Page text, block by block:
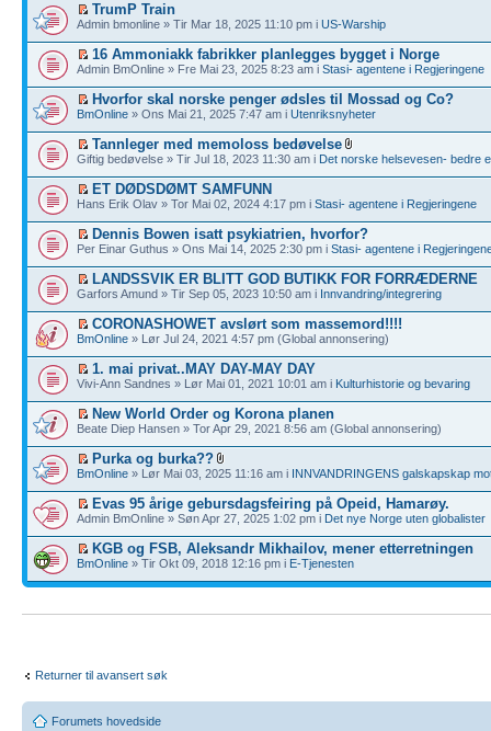
TrumP Train
Admin bmonline » Tir Mar 18, 2025 11:10 pm i US-Warship
16 Ammoniakk fabrikker planlegges bygget i Norge
Admin BmOnline » Fre Mai 23, 2025 8:23 am i Stasi- agentene i Regjeringene
Hvorfor skal norske penger ødsles til Mossad og Co?
BmOnline » Ons Mai 21, 2025 7:47 am i Utenriksnyheter
Tannleger med memoloss bedøvelse
Giftig bedøvelse » Tir Jul 18, 2023 11:30 am i Det norske helsevesen- bedre
ET DØDSDØMT SAMFUNN
Hans Erik Olav » Tor Mai 02, 2024 4:17 pm i Stasi- agentene i Regjeringene
Dennis Bowen isatt psykiatrien, hvorfor?
Per Einar Guthus » Ons Mai 14, 2025 2:30 pm i Stasi- agentene i
LANDSSVIK ER BLITT GOD BUTIKK FOR FORRÆDERNE
Garfors Amund » Tir Sep 05, 2023 10:50 am i Innvandring/integrering
CORONASHOWET avslørt som massemord!!!!
BmOnline » Lør Jul 24, 2021 4:57 pm (Global annonsering)
1. mai privat..MAY DAY-MAY DAY
Vivi-Ann Sandnes » Lør Mai 01, 2021 10:01 am i Kulturhistorie og bevaring
New World Order og Korona planen
Beate Diep Hansen » Tor Apr 29, 2021 8:56 am (Global annonsering)
Purka og burka??
BmOnline » Lør Mai 03, 2025 11:16 am i INNVANDRINGENS galskapskap
Evas 95 årige gebursdagsfeiring på Opeid, Hamarøy.
Admin BmOnline » Søn Apr 27, 2025 1:02 pm i Det nye Norge uten globalister
KGB og FSB, Aleksandr Mikhailov, mener etterretningen
BmOnline » Tir Okt 09, 2018 12:16 pm i E-Tjenesten
Returner til avansert søk
Forumets hovedside